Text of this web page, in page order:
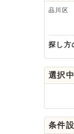
品川区
探し方
選択
条件